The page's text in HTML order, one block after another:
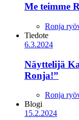
Me teimme
Ronja
Tiedote
6.3.2024
Näyttelijä
Ronja!”
Ronja
Blogi
15.2.2024